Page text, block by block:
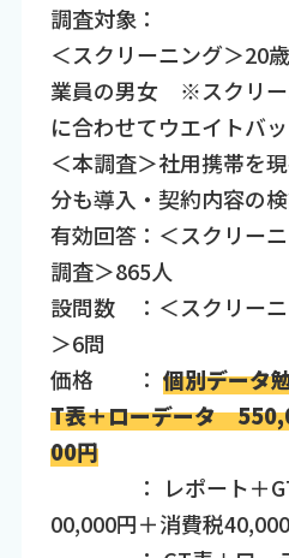
調査対象：
＜スクリーニング＞20
業員の男女 ※スクリー
に合わせてウエイトバ
＜本調査＞社用携帯を
分も導入・契約内容の
有効回答：＜スクリー
調査＞865人
設問数 ：＜スクリー
＞6問
価格 ： 個別データ
T表＋ローデータ
00円
： レポート＋GT
00,000円＋消費税